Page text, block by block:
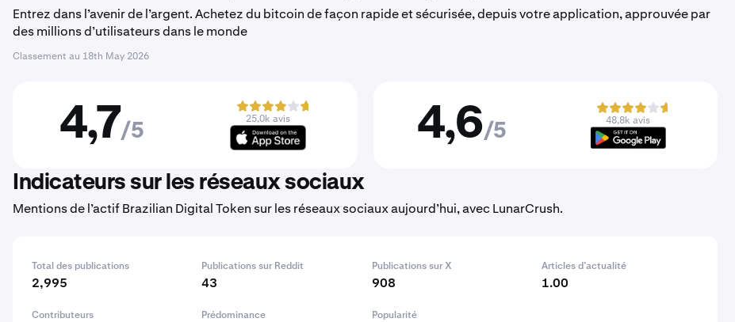
Entrez dans l’avenir de l’argent. Achetez du bitcoin de façon rapide et sécurisée, depuis votre application, approuvée par
des millions d’utilisateurs dans le monde
Classement au 18th May 2026
4,7/5
25,0k avis 4,6/5
48,8k avis
Indicateurs sur les réseaux sociaux
Mentions de l’actif Brazilian Digital Token sur les réseaux sociaux aujourd’hui, avec LunarCrush.
Total des publications
2,995
Publications sur Reddit
43
Publications sur X
908
Articles d’actualité
1.00
Contributeurs Prédominance Popularité